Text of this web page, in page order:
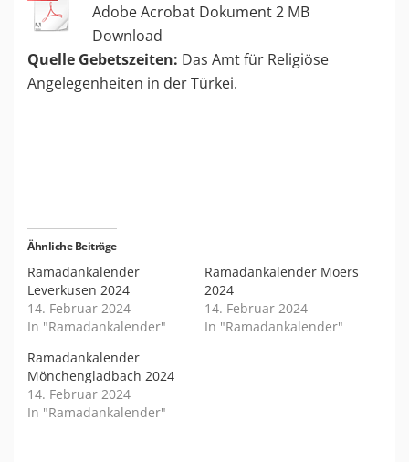
Adobe Acrobat Dokument2 MB
Download
Quelle Gebetszeiten: Das Amt für Religiöse
Angelegenheiten in der Türkei.
Ähnliche Beiträge
Ramadankalender
Leverkusen 2024
14. Februar 2024
In "Ramadankalender"
Ramadankalender Moers
2024
14. Februar 2024
In "Ramadankalender"
Ramadankalender
Mönchengladbach 2024
14. Februar 2024
In "Ramadankalender"